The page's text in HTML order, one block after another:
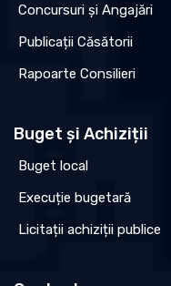
Concursuri și Angajări
Publicații Căsătorii
Rapoarte Consilieri
Buget și Achiziții
Buget local
Execuție bugetară
Licitații achiziții publice